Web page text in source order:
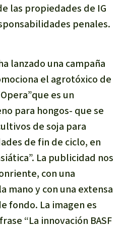
las propiedades de IG
penales.
lanzado una campaña
el agrotóxico de
es un
para hongos- que se
de soja para
de fin de ciclo, en
La publicidad nos
con una
mano y con una extensa
fondo. La imagen es
“La innovación BASF